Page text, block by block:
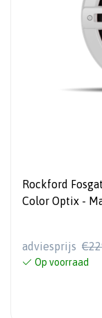
Rockford Fosgate
Color Optix -
adviesprijs
Op voorraad